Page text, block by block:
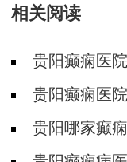
相关阅读
贵阳癫痫医
贵阳癫痫医
贵阳哪家癫